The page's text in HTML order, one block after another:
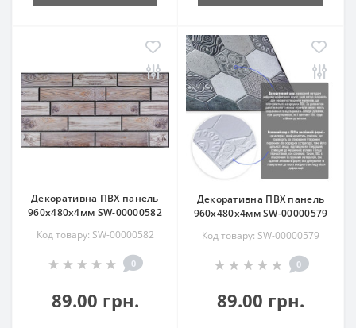
Декоративна ПВХ панель
960х480х4мм SW-00000582
Код товару: SW-00000582
0
89.00 грн.
Декоративна ПВХ панель
960х480х4мм SW-00000579
Код товару: SW-00000579
0
89.00 грн.